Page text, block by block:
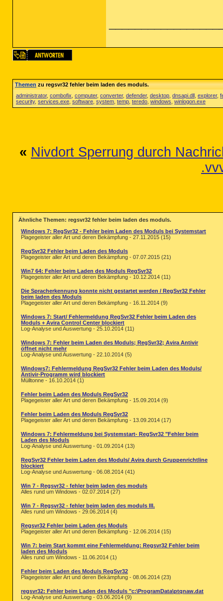
Themenzu regsvr32 fehler beim laden des moduls.
administrator, combofix computer, converter, defender, desktop dnsapi.dll explorer,
security, services.exe software system temp teredo windows winlogon.exe
« Nivdort Sperrung durch
Ähnliche Themen: regsvr32 fehler beim laden des moduls.
Windows 7: RegSvr32 - Fehler beim Laden des Moduls bei Systemstart
Plagegeister aller Art und deren Bekämpfung - 27.11.2015 (15)
RegSvr32 Fehler beim Laden des Moduls
Plagegeister aller Art und deren Bekämpfung - 07.07.2015 (21)
Win7 64: Fehler beim Laden des Moduls RegSvr32
Plagegeister aller Art und deren Bekämpfung - 10.12.2014 (11)
Die Spracherkennung konnte nicht gestartet werden / RegSvr32 Fehler
beim laden des Moduls
Plagegeister aller Art und deren Bekämpfung - 16.11.2014 (9)
Windows 7: Start/ Fehlermeldung RegSvr32 Fehler beim Laden des
Moduls + Avira Control Center blockiert
Log-Analyse und Auswertung - 25.10.2014 (11)
Windows 7: Fehler beim Laden des Moduls; RegSvr32; Avira Antivir
öffnet nicht mehr
Log-Analyse und Auswertung - 22.10.2014 (5)
Windows7: Fehlermeldung RegSvr32 Fehler beim Laden des Moduls/
Antivir-Programm wird blockiert
Mülltonne - 16.10.2014 (1)
Fehler beim Laden des Moduls RegSvr32
Plagegeister aller Art und deren Bekämpfung - 15.09.2014 (9)
Fehler beim Laden des Moduls RegSvr32
Plagegeister aller Art und deren Bekämpfung - 13.09.2014 (17)
Windows 7: Fehlermeldung bei Systemstart- RegSvr32 "Fehler beim
Laden des Moduls
Log-Analyse und Auswertung - 01.09.2014 (13)
RegSvr32 Fehler beim Laden des Moduls/ Avira durch Gruppenrichtline
blockiert
Log-Analyse und Auswertung - 06.08.2014 (41)
Win 7 - Regsvr32 - fehler beim laden des moduls
Alles rund um Windows - 02.07.2014 (27)
Win 7 - Regsvr32 - fehler beim laden des moduls III.
Alles rund um Windows - 29.06.2014 (4)
Regsvr32 Fehler beim Laden des Moduls
Plagegeister aller Art und deren Bekämpfung - 12.06.2014 (15)
Win 7: beim Start kommt eine Fehlermeldung: Regsvr32 Fehler beim
laden des Moduls
Alles rund um Windows - 11.06.2014 (1)
Fehler beim Laden des Moduls RegSvr32
Plagegeister aller Art und deren Bekämpfung - 08.06.2014 (23)
regsvr32: Fehler beim Laden des Moduls "c:\ProgramData\ptqnaw.dat
Log-Analyse und Auswertung - 03.06.2014 (9)